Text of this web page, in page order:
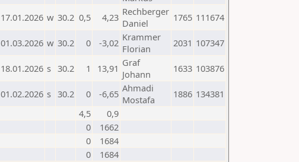
17.01.2026 w 30.2 0,5 4,23 Rechberger
Daniel
1765 111674
01.03.2026 w 30.2 0 -3,02 Krammer
Florian
2031 107347
18.01.2026 s 30.2 1 13,91 Graf
Johann
1633 103876
01.02.2026 s 30.2 0 -6,65 Ahmadi
Mostafa
1886 134381
4,5
0,9
0
1662
0
1684
0 1684